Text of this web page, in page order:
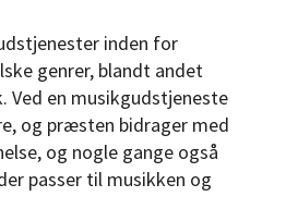
inden for
genrer, blandt andet
Ved en musikgudstjeneste
og præsten bidrager med
og nogle gange også
passer til musikken og